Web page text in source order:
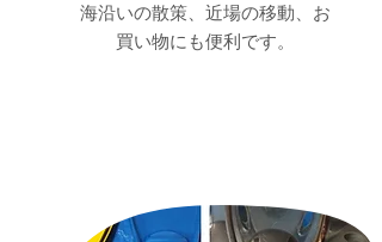
海沿いの散策、近場の移動、お
買い物にも便利です。